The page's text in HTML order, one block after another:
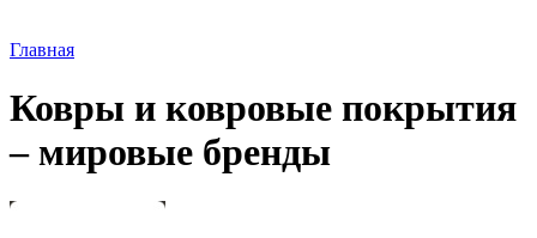
Главная
Ковры и ковровые покрытия
– мировые бренды